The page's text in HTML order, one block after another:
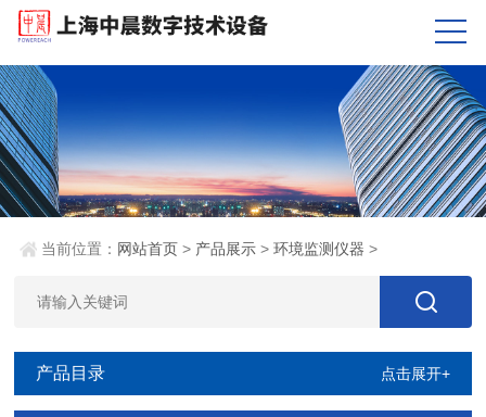
当前位置： 网站首页 > 产品展示 >环境监测仪器 >
产品目录 点击展开+